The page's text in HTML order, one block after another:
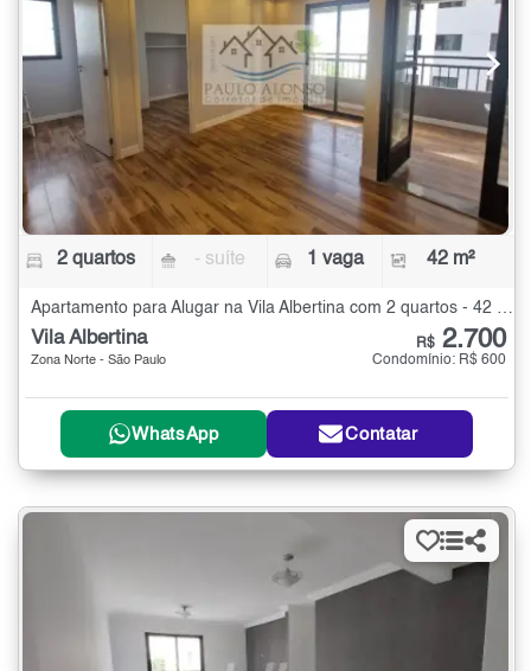
2 quartos - suíte 1 vaga 42 m²
Apartamento para Alugar na Vila Albertina com 2 quartos - 42 m²
Vila Albertina
Zona Norte - São Paulo
R$ 2.700
Condomínio: R$ 600
WhatsApp Contatar